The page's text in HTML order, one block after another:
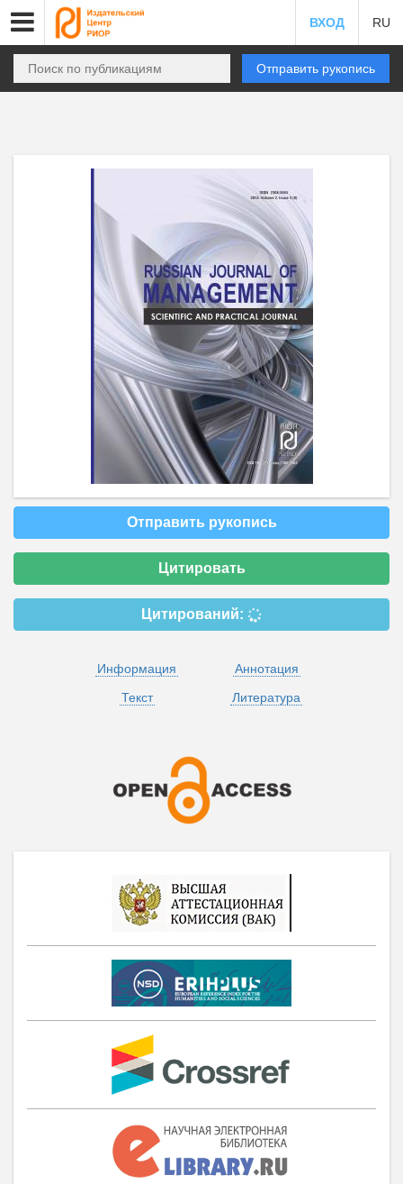
ВХОД RU
Отправить рукопись
Отправить рукопись
Цитировать
Цитирований:
Информация
Аннотация
Текст
Литература